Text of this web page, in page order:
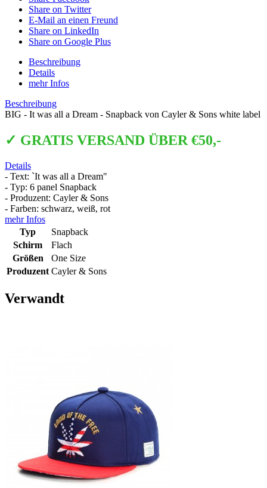
Share on Twitter
E-Mail an einen Freund
Share on LinkedIn
Share on Google Plus
Beschreibung
Details
mehr Infos
Beschreibung
BIG - It was all a Dream - Snapback von Cayler & Sons white label
✓ GRATIS VERSAND ÜBER €50,-
Details
- Text: `It was all a Dream"
- Typ: 6 panel Snapback
- Produzent: Cayler & Sons
- Farben: schwarz, weiß, rot
mehr Infos
Typ
Snapback
Schirm
Flach
Größen
One Size
Produzent Cayler & Sons
Verwandt